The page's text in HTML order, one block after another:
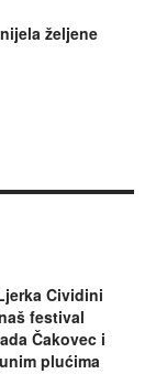
željene
Cividini
festival
Čakovec i
plućima